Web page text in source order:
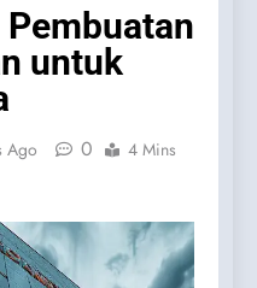
untuk
Ago 0
4 Mins